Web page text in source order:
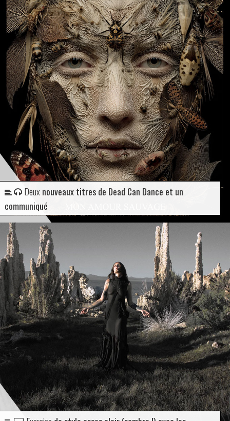
Deuxnouveaux titres de Dead Can Dance et un
communiqué